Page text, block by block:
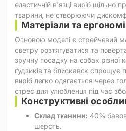
еластичній в'язці виріб щільно
тварини, не створюючи
Матеріали та
Основою моделі є стрейчевий
светру розтягуватися та
зручну посадку на собак різної
ґудзиків та блискавок спрощує
виріб легко одягається через
стрес для улюбленця під час
Конструктивні
Склад тканини: 40%
шерсть.